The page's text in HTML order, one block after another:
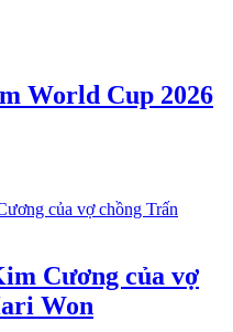
World Cup 2026
Cương của vợ
Won